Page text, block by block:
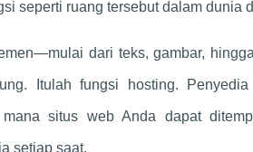
seperti ruang tersebut dalam dunia
dari teks, gambar,
Itulah fungsi hosting.
situs web Anda dapat
setiap saat.